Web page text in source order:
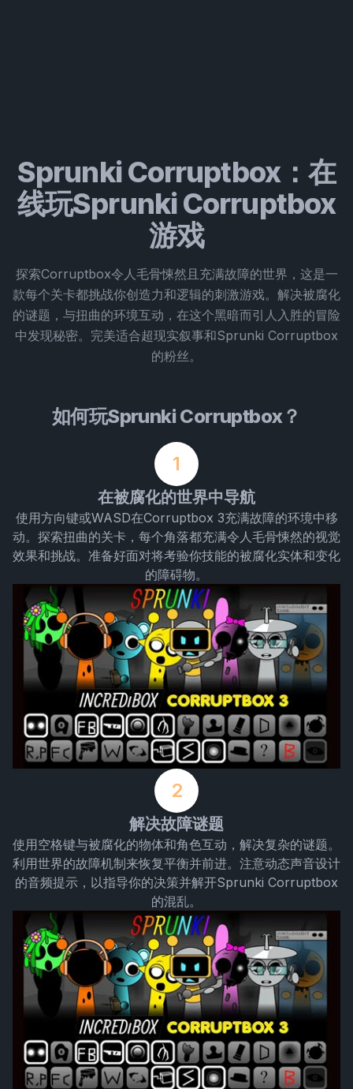
Sprunki Corruptbox：在
线玩Sprunki Corruptbox
游戏
探索Corruptbox令人毛骨悚然且充满故障的世界，这是一
款每个关卡都挑战你创造力和逻辑的刺激游戏。解决被腐化
的谜题，与扭曲的环境互动，在这个黑暗而引人入胜的冒险
中发现秘密。完美适合超现实叙事和Sprunki Corruptbox
的粉丝。
如何玩Sprunki Corruptbox？
1
在被腐化的世界中导航
使用方向键或WASD在Corruptbox 3充满故障的环境中移
动。探索扭曲的关卡，每个角落都充满令人毛骨悚然的视觉
效果和挑战。准备好面对将考验你技能的被腐化实体和变化
的障碍物。
2
解决故障谜题
使用空格键与被腐化的物体和角色互动，解决复杂的谜题。
利用世界的故障机制来恢复平衡并前进。注意动态声音设计
的音频提示，以指导你的决策并解开Sprunki Corruptbox
的混乱。